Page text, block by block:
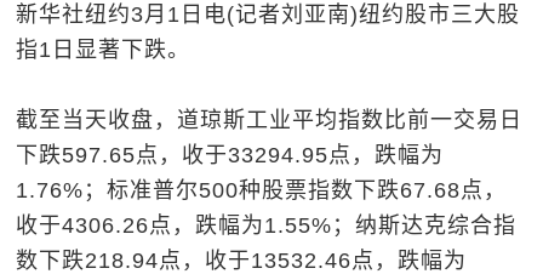
新华社纽约3月1日电(记者刘亚南)纽约股市三大股
指1日显著下跌。
截至当天收盘，道琼斯工业平均指数比前一交易日
下跌597.65点，收于33294.95点，跌幅为
1.76%；标准普尔500种股票指数下跌67.68点，
收于4306.26点，跌幅为1.55%；纳斯达克综合指
数下跌218.94点，收于13532.46点，跌幅为